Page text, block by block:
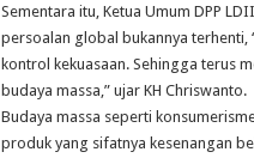
Sementara itu, Ketua Umum DPP
persoalan global bukannya terhenti,
kontrol kekuasaan. Sehingga terus
budaya massa,” ujar KH Chriswanto.
Budaya massa seperti
produk yang sifatnya kesenangan